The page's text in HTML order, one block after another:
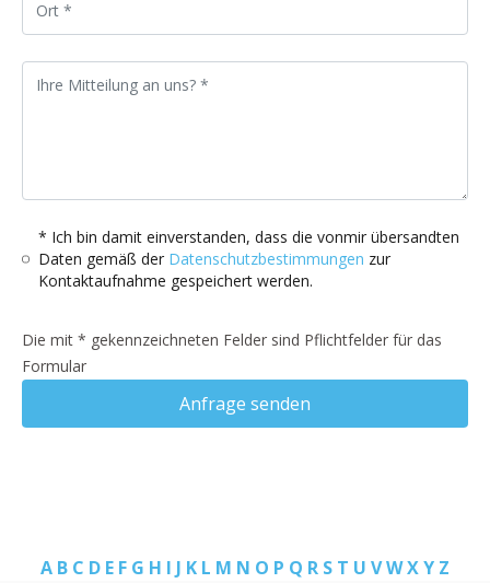
* Ich bin damit einverstanden, dass die vonmir übersandten
Daten gemäß der Datenschutzbestimmungen zur
Kontaktaufnahme gespeichert werden.
Die mit * gekennzeichneten Felder sind Pflichtfelder für das
Formular
Anfrage senden
A B C D E F G H I J K L M N O P Q R S T U VWXY Z